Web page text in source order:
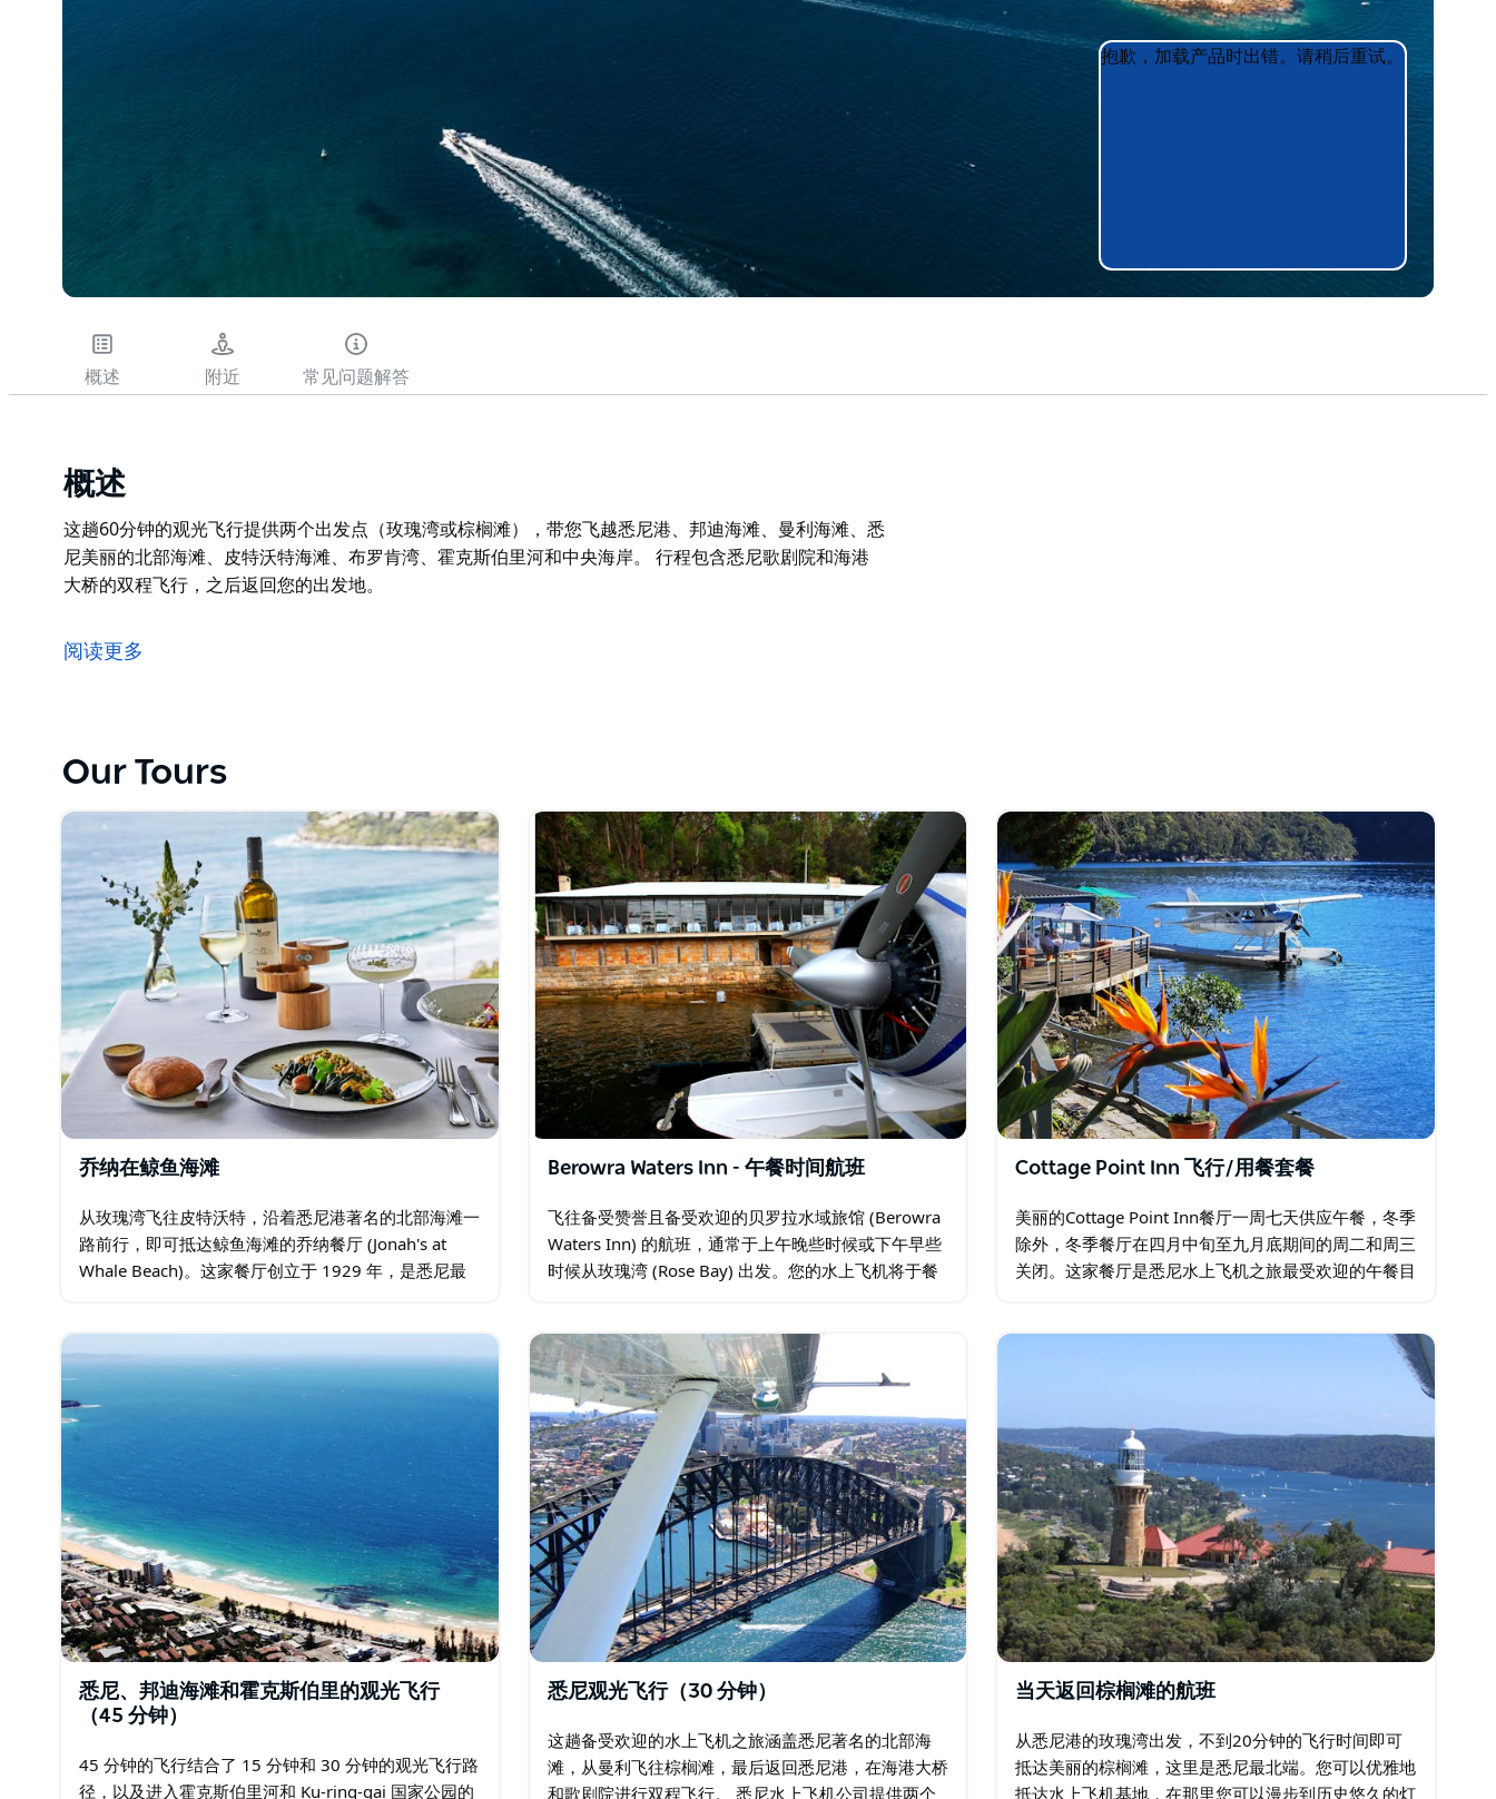
Product
Product
抱歉，加载产品时出错。请稍后重试。
概述 附近 常见问题解答
概述
这趟60分钟的观光飞行提供两个出发点（玫瑰湾或棕榈滩），带您飞越悉尼港、邦迪海滩、曼利海滩、悉
尼美丽的北部海滩、皮特沃特海滩、布罗肯湾、霍克斯伯里河和中央海岸。 行程包含悉尼歌剧院和海港
大桥的双程飞行，之后返回您的出发地。
尼美丽的北部海滩、皮特沃特海滩、布罗肯湾、霍克斯伯里河和中央海岸。
阅读更多
Our Tours
乔纳在鲸鱼海滩
从玫瑰湾飞往皮特沃特，沿着悉尼港著名的北部海滩一
路前行，即可抵达鲸鱼海滩的乔纳餐厅 (Jonah's at
Whale Beach)。这家餐厅创立于 1929 年，是悉尼最
Berowra Waters Inn - 午餐时间航班
飞往备受赞誉且备受欢迎的贝罗拉水域旅馆 (Berowra
Waters Inn) 的航班，通常于上午晚些时候或下午早些
时候从玫瑰湾 (Rose Bay) 出发。您的水上飞机将于餐
Cottage Point Inn 飞行/用餐套餐
美丽的Cottage Point Inn餐厅一周七天供应午餐，冬季
除外，冬季餐厅在四月中旬至九月底期间的周二和周三
关闭。这家餐厅是悉尼水上飞机之旅最受欢迎的午餐目
悉尼、邦迪海滩和霍克斯伯里的观光飞行
（45 分钟）
45 分钟的飞行结合了 15 分钟和 30 分钟的观光飞行路
径，以及进入霍克斯伯里河和 Ku-ring-gai 国家公园的
悉尼观光飞行（30 分钟）
这趟备受欢迎的水上飞机之旅涵盖悉尼著名的北部海
滩，从曼利飞往棕榈滩，最后返回悉尼港，在海港大桥
和歌剧院进行双程飞行。 悉尼水上飞机公司提供两个
当天返回棕榈滩的航班
从悉尼港的玫瑰湾出发，不到20分钟的飞行时间即可
抵达美丽的棕榈滩，这里是悉尼最北端。您可以优雅地
抵达水上飞机基地，在那里您可以漫步到历史悠久的灯